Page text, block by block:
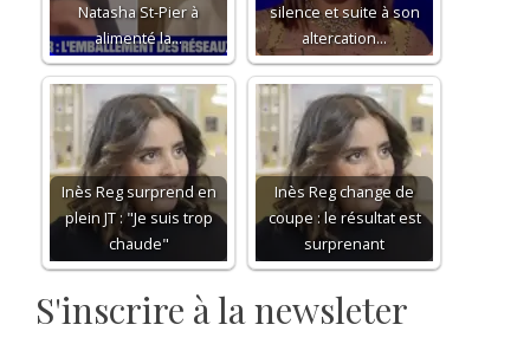
Natasha St-Pier à
alimenté la…
silence et suite à son
altercation…
Inès Reg surprend en
plein JT : "Je suis trop
chaude"
Inès Reg change de
coupe : le résultat est
surprenant
S'inscrire à la newsleter